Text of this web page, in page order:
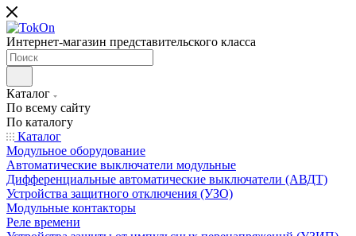
Интернет-магазин представительского класса
Каталог
По всему сайту
По каталогу
Каталог
Модульное оборудование
Автоматические выключатели модульные
Дифференциальные автоматические выключатели (АВДТ)
Устройства защитного отключения (УЗО)
Модульные контакторы
Реле времени